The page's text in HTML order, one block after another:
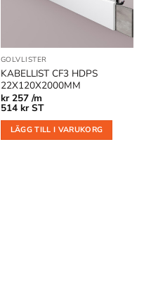
GOLVLISTER
KABELLIST CF3 HDPS
22X120X2000MM
kr257 /m
514 kr ST
LÄGG TILL I VARUKORG